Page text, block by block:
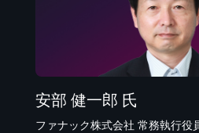
安部 健一郎 氏
ファナック株式会社 常務執行役